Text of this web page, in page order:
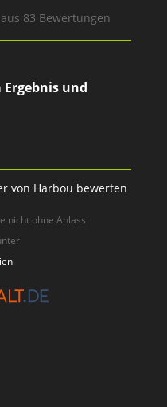
83 Bewertungen
und
von Harbou bewerten
nicht ohne Anlass
.